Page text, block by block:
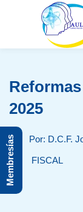
2025
Por: D.C.F.
FISCAL
Membresías